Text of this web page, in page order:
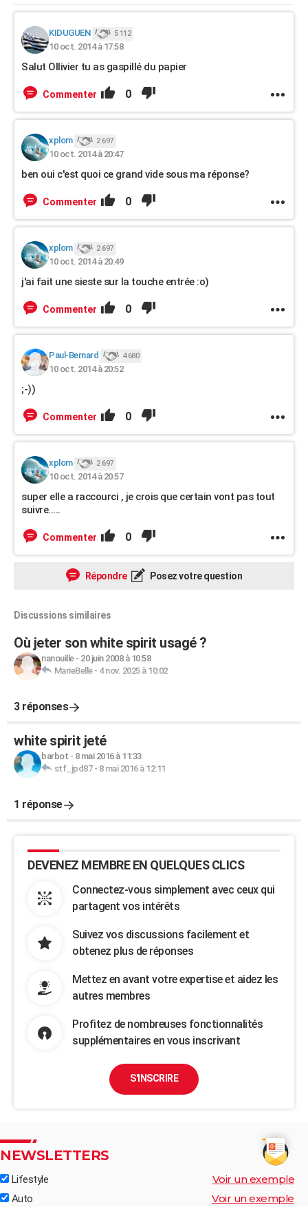
KIDUGUEN 5 112
10 oct. 2014 à 17:58
Salut Ollivier tu as gaspillé du papier
Commenter 0
xplom 2 697
10 oct. 2014 à 20:47
ben oui c'est quoi ce grand vide sous ma réponse?
Commenter 0
xplom 2 697
10 oct. 2014 à 20:49
j'ai fait une sieste sur la touche entrée :o)
Commenter 0
Paul-Bernard 4 680
10 oct. 2014 à 20:52
;-))
Commenter 0
xplom 2 697
10 oct. 2014 à 20:57
super elle a raccourci , je crois que certain vont pas tout
suivre.....
Commenter 0
Répondre Posez votre question
Discussions similaires
Où jeter son white spirit usagé ?
nanouille- 20 juin 2008 à 10:58
MarieBelle- 4 nov. 2025 à 10:02
3 réponses
white spirit jeté
barbot - 8 mai 2016 à 11:33
stf_jpd87- 8 mai 2016 à 12:11
1 réponse
DEVENEZ MEMBRE EN QUELQUES CLICS
Connectez-vous simplement avec ceux qui
partagent vos intérêts
Suivez vos discussions facilement et
obtenez plus de réponses
Mettez en avant votre expertise et aidez les
autres membres
Profitez de nombreuses fonctionnalités
supplémentaires en vous inscrivant
S'INSCRIRE
NEWSLETTERS
Lifestyle Voir un exemple
Auto Voir un exemple